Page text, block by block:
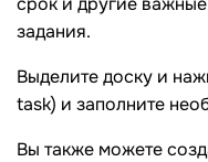
задания.
Выделите доску и
task) и заполните
Вы также можете